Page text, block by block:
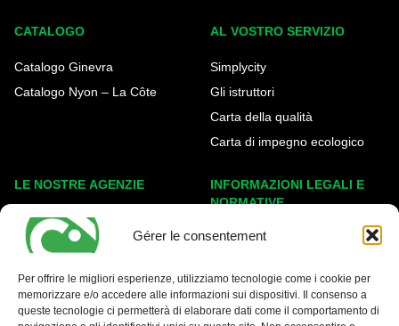
Gérer le consentement
Per offrire le migliori esperienze, utilizziamo tecnologie come i cookie per
memorizzare e/o accedere alle informazioni sui dispositivi. Il consenso a
queste tecnologie ci permetterà di elaborare dati come il comportamento di
CATALOGO
Catalogo Ginevra
Catalogo Nyon – La Côte
AL VOSTRO SERVIZIO
Simplycity
Gli istruttori
Carta della qualità
Carta di impegno ecologico
LE NOSTRE AGENZIE
Ginevra Eaux-Vives
Carouge
INFORMAZIONI LEGALI E
NORMATIVE
Note legali
Protezione dei dati
Condizioni generali